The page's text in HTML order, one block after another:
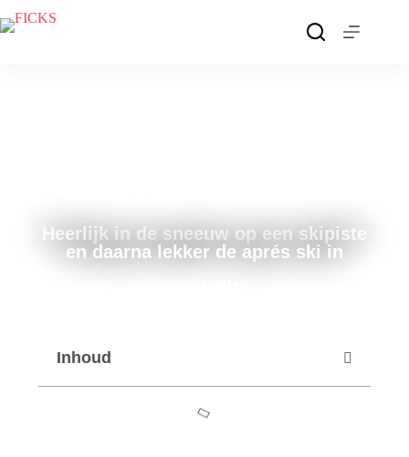
Heerlijk in de sneeuw op een skipiste
en daarna lekker de aprés ski in
Inhoud